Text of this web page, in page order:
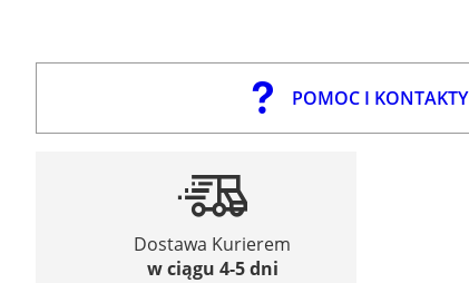
POMOC I KONTAKTY
Dostawa Kurierem
w ciągu 4-5 dni